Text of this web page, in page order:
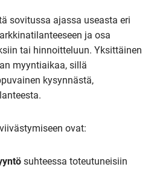
sovitussa ajassa useasta eri
ja osa
tai hinnoitteluun. Yksittäinen
myyntiaikaa, sillä
kysynnästä,
ovat:
suhteessa toteutuneisiin